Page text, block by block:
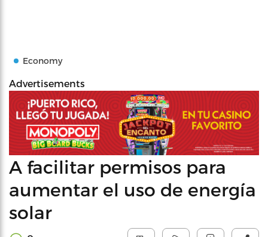
Economy
Advertisements
A facilitar permisos para
aumentar el uso de energía
solar